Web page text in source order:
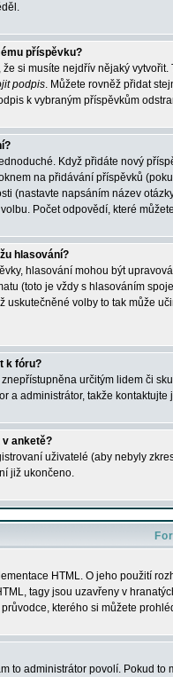
příspěvku?
si musíte nejdřív nějaký vytvořit.
podpis. Můžete rovněž přidat
k vybraným příspěvkům
Když přidáte nový
na přidávání příspěvků
(nastavte napsáním název
Počet odpovědí, které
hlasování?
hlasování mohou být
(toto je vždy s hlasováním
uskutečněné volby to tak může
k fóru?
určitým lidem či
a administrátor, takže kontaktujte
v anketě?
uživatelé (aby nebyly
již ukončeno.
HTML. O jeho použití
tagy jsou uzavřeny v
kterého si můžete
to administrátor povolí. Pokud